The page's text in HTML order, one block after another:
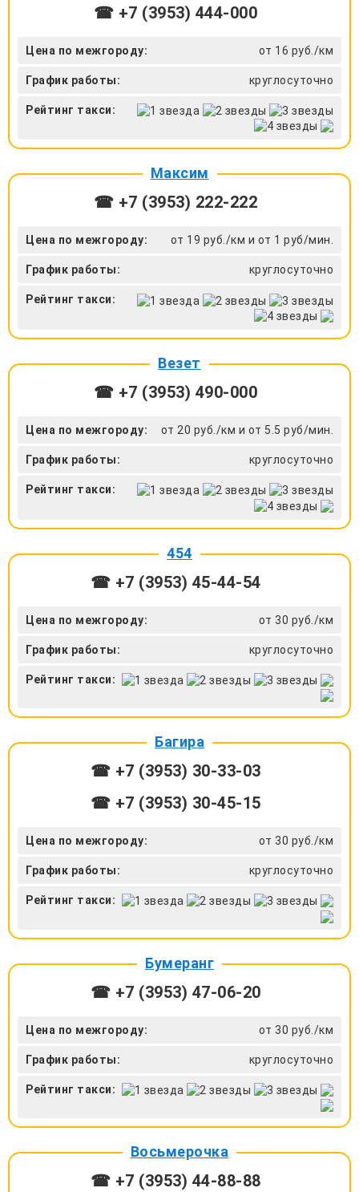
☎ +7 (3953) 444-000
Цена по межгороду: от 16 руб./км
График работы: круглосуточно
Рейтинг такси:
Максим
☎ +7 (3953) 222-222
Цена по межгороду: от 19 руб./км и от 1 руб/мин.
График работы: круглосуточно
Рейтинг такси:
Везет
☎ +7 (3953) 490-000
Цена по межгороду: от 20 руб./км и от 5.5 руб/мин.
График работы: круглосуточно
Рейтинг такси:
454
☎ +7 (3953) 45-44-54
Цена по межгороду: от 30 руб./км
График работы: круглосуточно
Рейтинг такси:
Багира
☎ +7 (3953) 30-33-03
☎ +7 (3953) 30-45-15
Цена по межгороду: от 30 руб./км
График работы: круглосуточно
Рейтинг такси:
Бумеранг
☎ +7 (3953) 47-06-20
Цена по межгороду: от 30 руб./км
График работы: круглосуточно
Рейтинг такси:
Восьмерочка
☎ +7 (3953) 44-88-88